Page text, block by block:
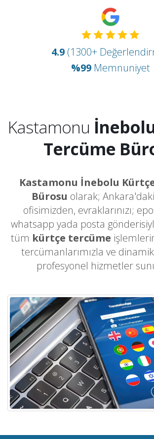
4.9 (1300+
%99 Memnuniyet
Kastamonu
Tercüme
Kastamonu İnebolu
Bürosu olarak;
ofisimizden, evraklarınızı;
whatsapp yada posta
tüm kürtçe tercüme
tercümanlarımızla ve
profesyonel hizmetler